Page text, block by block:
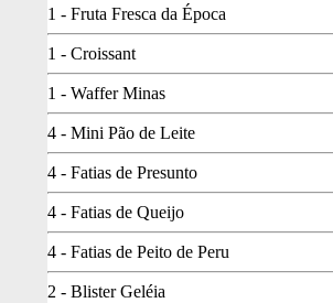
1 - Fruta Fresca da Época
1 - Croissant
1 - Waffer Minas
4 - Mini Pão de Leite
4 - Fatias de Presunto
4 - Fatias de Queijo
4 - Fatias de Peito de Peru
2 - Blister Geléia